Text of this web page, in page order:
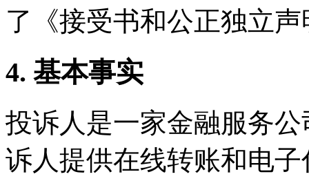
了《接受书和公正独立
4. 基本事实
投诉人是一家金融服务
诉人提供在线转账和电